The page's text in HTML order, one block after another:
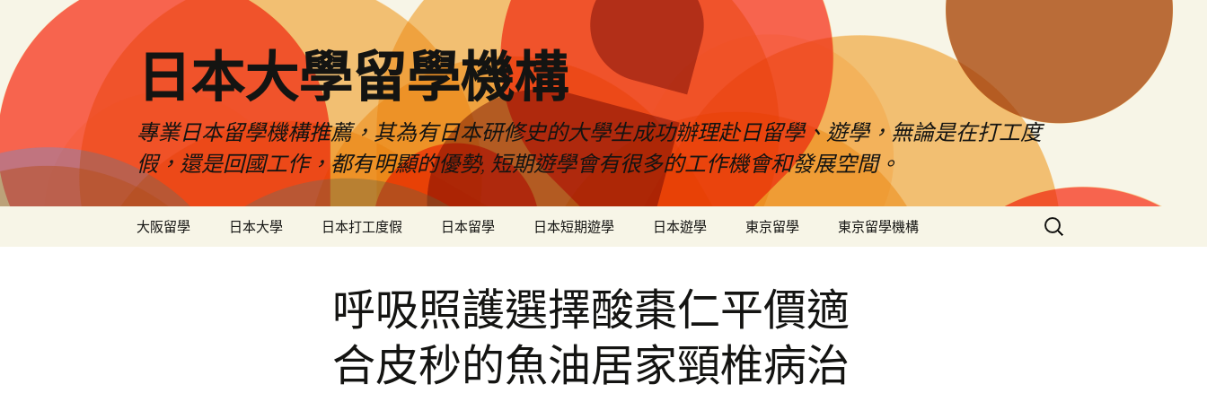
日本大學留學機構
專業日本留學機構推薦，其為有日本研修史的大學生成功辦理赴日留學、遊學，無論是在打工度
假，還是回國工作，都有明顯的優勢, 短期遊學會有很多的工作機會和發展空間。
大阪留學 日本大學 日本打工度假 日本留學 日本短期遊學 日本遊學 東京留學 東京留學機構
搜
尋
呼吸照護選擇酸棗仁平價適
合皮秒的魚油居家頸椎病治